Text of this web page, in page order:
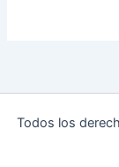
Todos los